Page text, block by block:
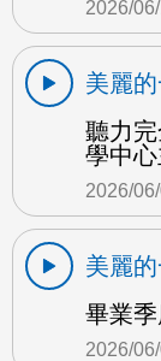
2026/
美麗
聽力
學中
2026/
美麗
畢業
2026/